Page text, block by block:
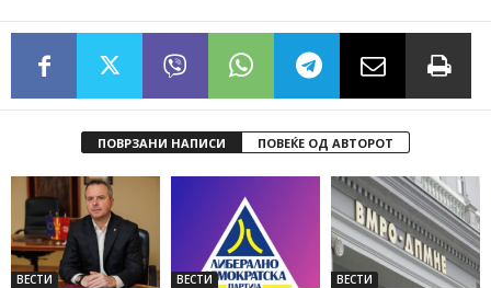
ПОВРЗАНИ НАПИСИ ПОВЕЌЕ ОД АВТОРОТ
ВЕСТИ ВЕСТИ ВЕСТИ